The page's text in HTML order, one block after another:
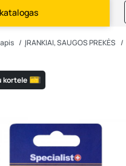
ĮRANKIAI, SAUGOS PREKĖS
kortele